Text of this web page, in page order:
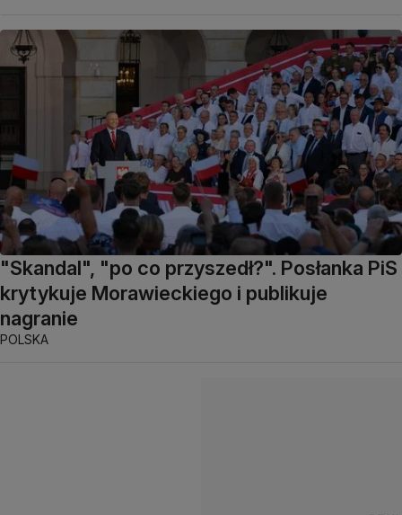
"Skandal", "po co przyszedł?". Posłanka PiS
krytykuje Morawieckiego i publikuje
nagranie
POLSKA